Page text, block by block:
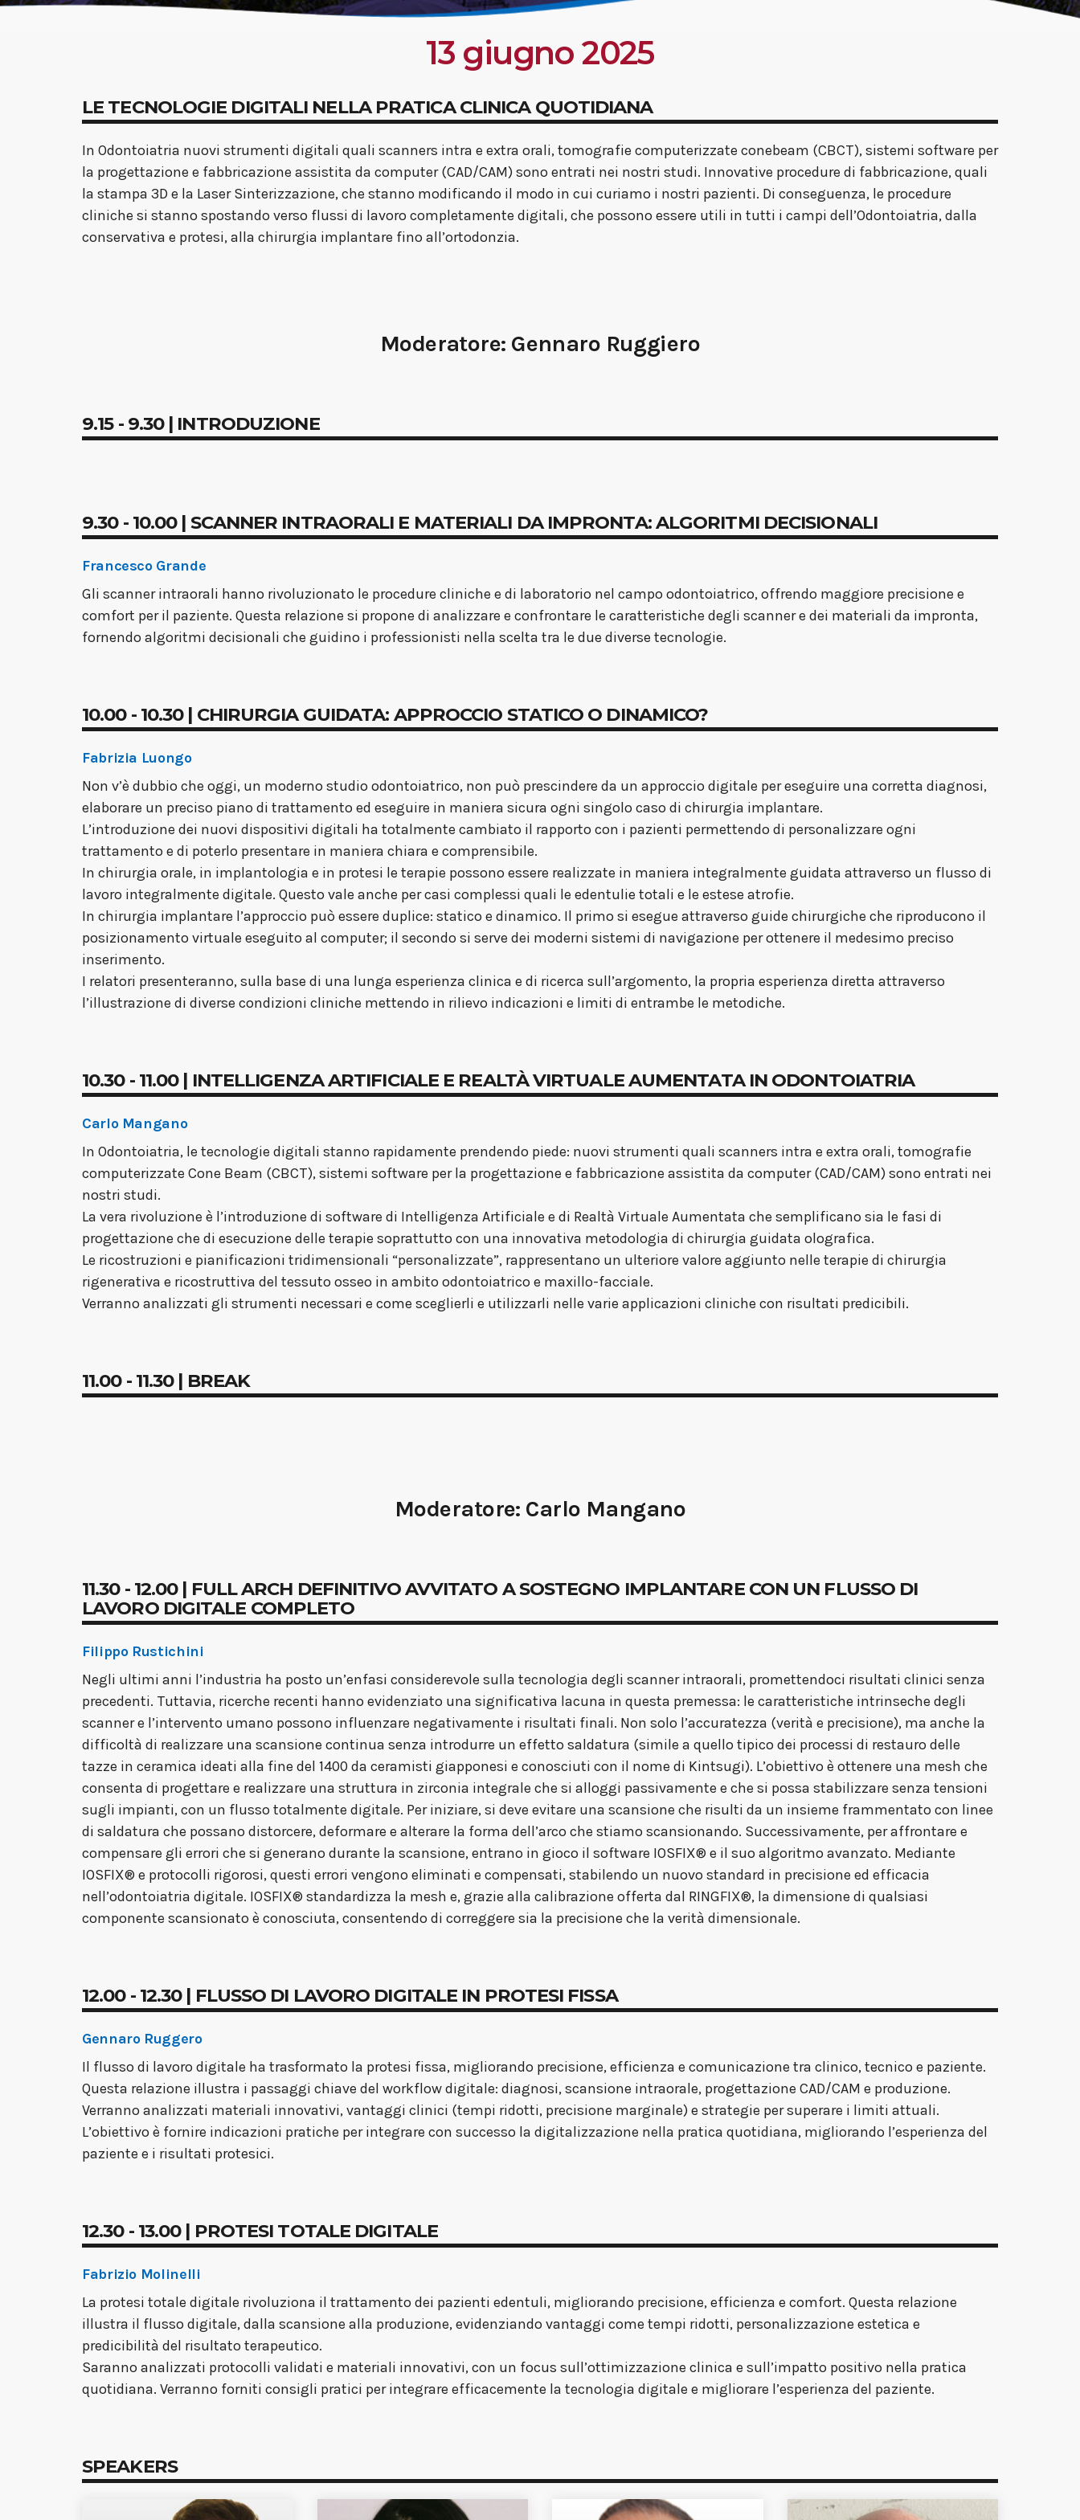
13 giugno 2025
LE TECNOLOGIE DIGITALI NELLA PRATICA CLINICA QUOTIDIANA
In Odontoiatria nuovi strumenti digitali quali scanners intra e extra orali, tomografie computerizzate conebeam (CBCT), sistemi software per
la progettazione e fabbricazione assistita da computer (CAD/CAM) sono entrati nei nostri studi. Innovative procedure di fabbricazione, quali
la stampa 3D e la Laser Sinterizzazione, che stanno modificando il modo in cui curiamo i nostri pazienti. Di conseguenza, le procedure
cliniche si stanno spostando verso flussi di lavoro completamente digitali, che possono essere utili in tutti i campi dell’Odontoiatria, dalla
conservativa e protesi, alla chirurgia implantare fino all’ortodonzia.
Moderatore: Gennaro Ruggiero
9.15 - 9.30 | INTRODUZIONE
9.30 - 10.00 | SCANNER INTRAORALI E MATERIALI DA IMPRONTA: ALGORITMI DECISIONALI
Francesco Grande
Gli scanner intraorali hanno rivoluzionato le procedure cliniche e di laboratorio nel campo odontoiatrico, offrendo maggiore precisione e
comfort per il paziente. Questa relazione si propone di analizzare e confrontare le caratteristiche degli scanner e dei materiali da impronta,
fornendo algoritmi decisionali che guidino i professionisti nella scelta tra le due diverse tecnologie.
10.00 - 10.30 | CHIRURGIA GUIDATA: APPROCCIO STATICO O DINAMICO?
Fabrizia Luongo
Non v’è dubbio che oggi, un moderno studio odontoiatrico, non può prescindere da un approccio digitale per eseguire una corretta diagnosi,
elaborare un preciso piano di trattamento ed eseguire in maniera sicura ogni singolo caso di chirurgia implantare.
L’introduzione dei nuovi dispositivi digitali ha totalmente cambiato il rapporto con i pazienti permettendo di personalizzare ogni
trattamento e di poterlo presentare in maniera chiara e comprensibile.
In chirurgia orale, in implantologia e in protesi le terapie possono essere realizzate in maniera integralmente guidata attraverso un flusso di
lavoro integralmente digitale. Questo vale anche per casi complessi quali le edentulie totali e le estese atrofie.
In chirurgia implantare l’approccio può essere duplice: statico e dinamico. Il primo si esegue attraverso guide chirurgiche che riproducono il
posizionamento virtuale eseguito al computer; il secondo si serve dei moderni sistemi di navigazione per ottenere il medesimo preciso
inserimento.
I relatori presenteranno, sulla base di una lunga esperienza clinica e di ricerca sull’argomento, la propria esperienza diretta attraverso
l’illustrazione di diverse condizioni cliniche mettendo in rilievo indicazioni e limiti di entrambe le metodiche.
10.30 - 11.00 | INTELLIGENZA ARTIFICIALE E REALTÀ VIRTUALE AUMENTATA IN ODONTOIATRIA
Carlo Mangano
In Odontoiatria, le tecnologie digitali stanno rapidamente prendendo piede: nuovi strumenti quali scanners intra e extra orali, tomografie
computerizzate Cone Beam (CBCT), sistemi software per la progettazione e fabbricazione assistita da computer (CAD/CAM) sono entrati nei
nostri studi.
La vera rivoluzione è l’introduzione di software di Intelligenza Artificiale e di Realtà Virtuale Aumentata che semplificano sia le fasi di
progettazione che di esecuzione delle terapie soprattutto con una innovativa metodologia di chirurgia guidata olografica.
Le ricostruzioni e pianificazioni tridimensionali “personalizzate”, rappresentano un ulteriore valore aggiunto nelle terapie di chirurgia
rigenerativa e ricostruttiva del tessuto osseo in ambito odontoiatrico e maxillo-facciale.
Verranno analizzati gli strumenti necessari e come sceglierli e utilizzarli nelle varie applicazioni cliniche con risultati predicibili.
11.00 - 11.30 | BREAK
Moderatore: Carlo Mangano
11.30 - 12.00 | FULL ARCH DEFINITIVO AVVITATO A SOSTEGNO IMPLANTARE CON UN FLUSSO DI
LAVORO DIGITALE COMPLETO
Filippo Rustichini
Negli ultimi anni l’industria ha posto un’enfasi considerevole sulla tecnologia degli scanner intraorali, promettendoci risultati clinici senza
precedenti. Tuttavia, ricerche recenti hanno evidenziato una significativa lacuna in questa premessa: le caratteristiche intrinseche degli
scanner e l’intervento umano possono influenzare negativamente i risultati finali. Non solo l’accuratezza (verità e precisione), ma anche la
difficoltà di realizzare una scansione continua senza introdurre un effetto saldatura (simile a quello tipico dei processi di restauro delle
tazze in ceramica ideati alla fine del 1400 da ceramisti giapponesi e conosciuti con il nome di Kintsugi). L’obiettivo è ottenere una mesh che
consenta di progettare e realizzare una struttura in zirconia integrale che si alloggi passivamente e che si possa stabilizzare senza tensioni
sugli impianti, con un flusso totalmente digitale. Per iniziare, si deve evitare una scansione che risulti da un insieme frammentato con linee
di saldatura che possano distorcere, deformare e alterare la forma dell’arco che stiamo scansionando. Successivamente, per affrontare e
compensare gli errori che si generano durante la scansione, entrano in gioco il software IOSFIX® e il suo algoritmo avanzato. Mediante
IOSFIX® e protocolli rigorosi, questi errori vengono eliminati e compensati, stabilendo un nuovo standard in precisione ed efficacia
nell’odontoiatria digitale. IOSFIX® standardizza la mesh e, grazie alla calibrazione offerta dal RINGFIX®, la dimensione di qualsiasi
componente scansionato è conosciuta, consentendo di correggere sia la precisione che la verità dimensionale.
12.00 - 12.30 | FLUSSO DI LAVORO DIGITALE IN PROTESI FISSA
Gennaro Ruggero
Il flusso di lavoro digitale ha trasformato la protesi fissa, migliorando precisione, efficienza e comunicazione tra clinico, tecnico e paziente.
Questa relazione illustra i passaggi chiave del workflow digitale: diagnosi, scansione intraorale, progettazione CAD/CAM e produzione.
Verranno analizzati materiali innovativi, vantaggi clinici (tempi ridotti, precisione marginale) e strategie per superare i limiti attuali.
L’obiettivo è fornire indicazioni pratiche per integrare con successo la digitalizzazione nella pratica quotidiana, migliorando l’esperienza del
paziente e i risultati protesici.
12.30 - 13.00 | PROTESI TOTALE DIGITALE
Fabrizio Molinelli
La protesi totale digitale rivoluziona il trattamento dei pazienti edentuli, migliorando precisione, efficienza e comfort. Questa relazione
illustra il flusso digitale, dalla scansione alla produzione, evidenziando vantaggi come tempi ridotti, personalizzazione estetica e
predicibilità del risultato terapeutico.
Saranno analizzati protocolli validati e materiali innovativi, con un focus sull’ottimizzazione clinica e sull’impatto positivo nella pratica
quotidiana. Verranno forniti consigli pratici per integrare efficacemente la tecnologia digitale e migliorare l’esperienza del paziente.
SPEAKERS